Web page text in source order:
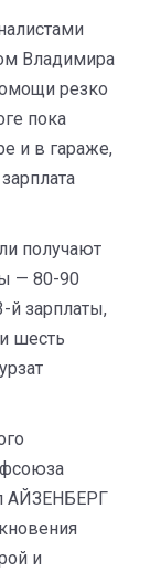
Владимира
резко
пока
и в гараже,
получают
— 80-90
й зарплаты,
шесть
АЙЗЕНБЕРГ
и